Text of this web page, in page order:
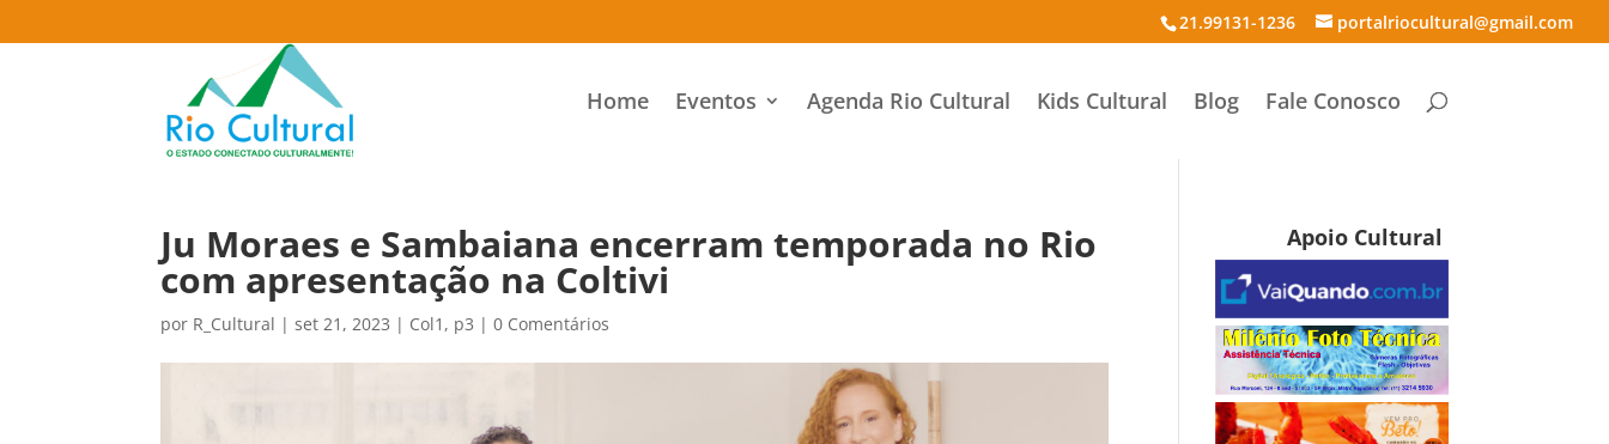
21.99131-1236 portalriocultural@gmail.com
Home Eventos Agenda Rio Cultural Kids Cultural Blog Fale Conosco
Ju Moraes e Sambaiana encerram temporada no Rio
com apresentação na Coltivi
por R_Cultural |set 21, 2023 | Col1 , p3 |0 Comentários
Apoio Cultural